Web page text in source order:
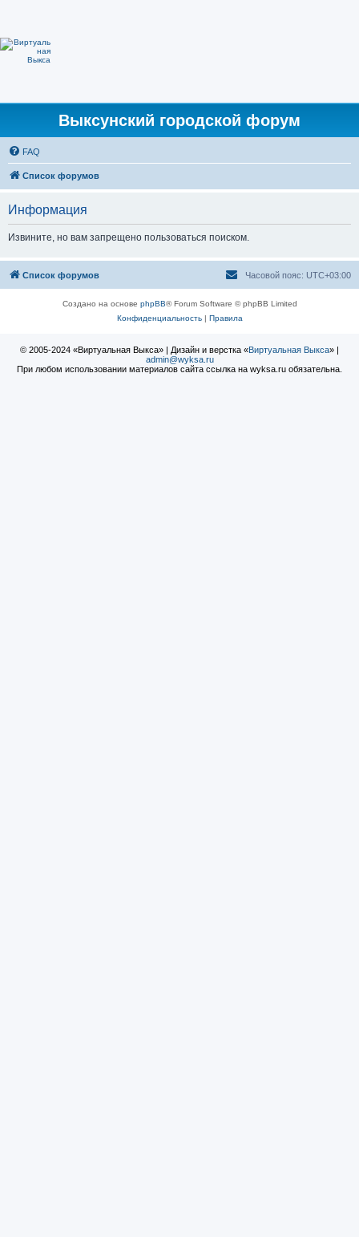
Выксунский городской форум
FAQ
Список форумов
Информация
Извините, но вам запрещено пользоваться поиском.
Список форумов Часовой пояс: UTC+03:00
Создано на основе phpBB® Forum Software © phpBB Limited
Конфиденциальность| Правила
© 2005-2024 «Виртуальная Выкса» | Дизайн и верстка «Виртуальная Выкса» |
admin@wyksa.ru
При любом использовании материалов сайта ссылка на wyksa.ru обязательна.